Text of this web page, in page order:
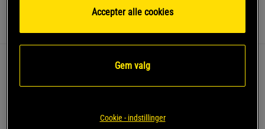
Information Næringsværdi og ingredienser
Gojibäret är extremt rikt på antioxidanter som skyddar
Accepter alle cookies
Gem valg
Cookie - indstillinger